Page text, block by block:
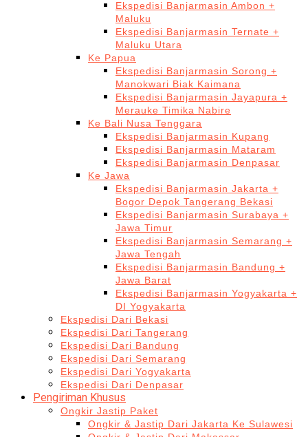
Ekspedisi Banjarmasin Ambon +
Maluku
Ekspedisi Banjarmasin Ternate +
Maluku Utara
Ke Papua
Ekspedisi Banjarmasin Sorong +
Manokwari Biak Kaimana
Ekspedisi Banjarmasin Jayapura +
Merauke Timika Nabire
Ke Bali Nusa Tenggara
Ekspedisi Banjarmasin Kupang
Ekspedisi Banjarmasin Mataram
Ekspedisi Banjarmasin Denpasar
Ke Jawa
Ekspedisi Banjarmasin Jakarta +
Bogor Depok Tangerang Bekasi
Ekspedisi Banjarmasin Surabaya +
Jawa Timur
Ekspedisi Banjarmasin Semarang +
Jawa Tengah
Ekspedisi Banjarmasin Bandung +
Jawa Barat
Ekspedisi Banjarmasin Yogyakarta +
DI Yogyakarta
Ekspedisi Dari Bekasi
Ekspedisi Dari Tangerang
Ekspedisi Dari Bandung
Ekspedisi Dari Semarang
Ekspedisi Dari Yogyakarta
Ekspedisi Dari Denpasar
Pengiriman Khusus
Ongkir Jastip Paket
Ongkir & Jastip Dari Jakarta Ke Sulawesi